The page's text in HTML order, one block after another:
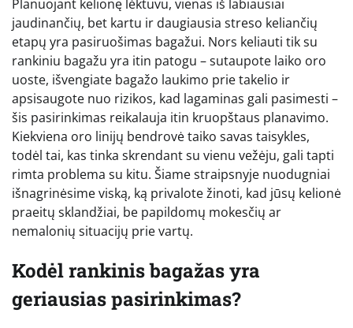
Planuojant kelionę lėktuvu, vienas iš labiausiai
jaudinančių, bet kartu ir daugiausia streso keliančių
etapų yra pasiruošimas bagažui. Nors keliauti tik su
rankiniu bagažu yra itin patogu – sutaupote laiko oro
uoste, išvengiate bagažo laukimo prie takelio ir
apsisaugote nuo rizikos, kad lagaminas gali pasimesti –
šis pasirinkimas reikalauja itin kruopštaus planavimo.
Kiekviena oro linijų bendrovė taiko savas taisykles,
todėl tai, kas tinka skrendant su vienu vežėju, gali tapti
rimta problema su kitu. Šiame straipsnyje nuodugniai
išnagrinėsime viską, ką privalote žinoti, kad jūsų kelionė
praeitų sklandžiai, be papildomų mokesčių ar
nemalonių situacijų prie vartų.
Kodėl rankinis bagažas yra
geriausias pasirinkimas?